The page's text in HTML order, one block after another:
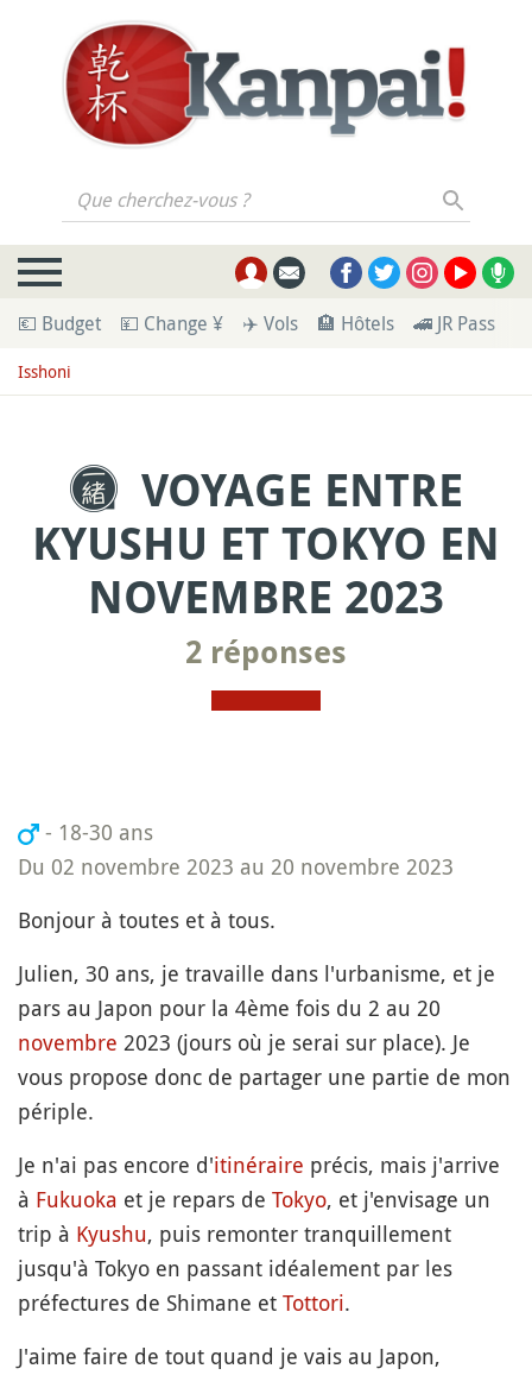
Que cherchez-vous ?
💶 Budget 💴 Change ¥ ✈️ Vols 🏨 Hôtels 🚄 JR Pass
Isshoni
VOYAGE ENTRE
KYUSHU ET TOKYO EN
NOVEMBRE 2023
2 réponses
- 18-30 ans
Du 02 novembre 2023 au 20 novembre 2023
Bonjour à toutes et à tous.
Julien, 30 ans, je travaille dans l'urbanisme, et je
pars au Japon pour la 4ème fois du 2 au 20
novembre 2023 (jours où je serai sur place). Je
vous propose donc de partager une partie de mon
périple.
Je n'ai pas encore d'itinéraire précis, mais j'arrive
à Fukuoka et je repars de Tokyo, et j'envisage un
trip à Kyushu, puis remonter tranquillement
jusqu'à Tokyo en passant idéalement par les
préfectures de Shimane et Tottori.
J'aime faire de tout quand je vais au Japon,